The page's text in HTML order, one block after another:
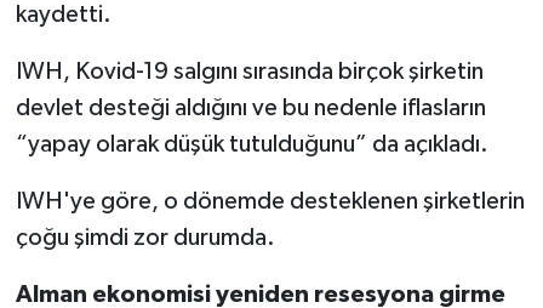
kaydetti.
IWH, Kovid-19 salgını sırasında birçok şirketin
devlet desteği aldığını ve bu nedenle iflasların
“yapay olarak düşük tutulduğunu” da açıkladı.
IWH'ye göre, o dönemde desteklenen şirketlerin
çoğu şimdi zor durumda.
Alman ekonomisi yeniden resesyona girme